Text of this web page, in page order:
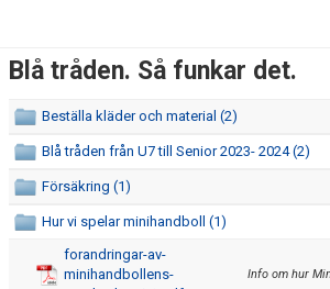
BLÅ TRÅDEN. SÅ FUNKAR DET.
LAGENS ORGANISATION
KALENDER
Blå tråden. Så funkar det.
Beställa kläder och material (2)
Blå tråden från U7 till Senior 2023- 2024 (2)
Försäkring (1)
Hur vi spelar minihandboll (1)
forandringar-av-
minihandbollens-
Info om hur